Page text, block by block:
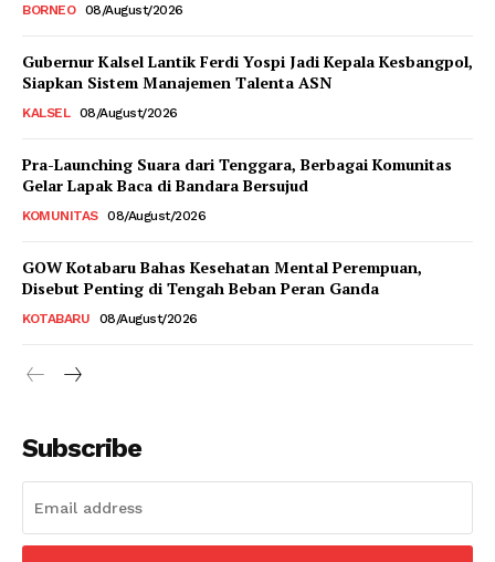
BORNEO 08/August/2026
Gubernur Kalsel Lantik Ferdi Yospi Jadi Kepala Kesbangpol,
Siapkan Sistem Manajemen Talenta ASN
KALSEL 08/August/2026
Pra-Launching Suara dari Tenggara, Berbagai Komunitas
Gelar Lapak Baca di Bandara Bersujud
KOMUNITAS 08/August/2026
GOW Kotabaru Bahas Kesehatan Mental Perempuan,
Disebut Penting di Tengah Beban Peran Ganda
KOTABARU 08/August/2026
Subscribe